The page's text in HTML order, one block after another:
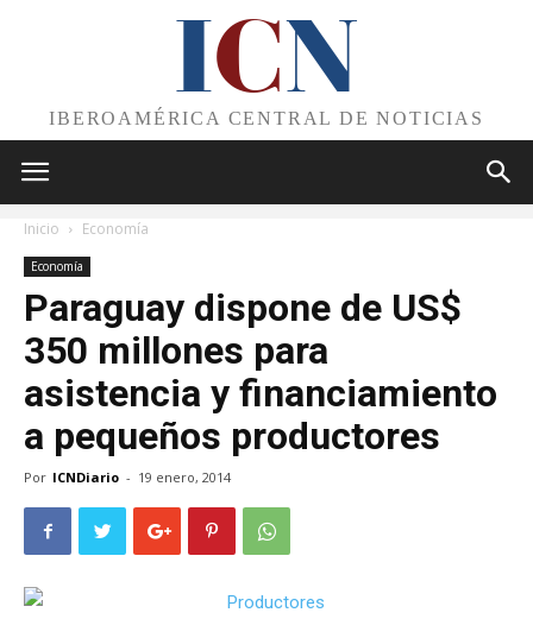
ICN
IBEROAMÉRICA CENTRAL DE NOTICIAS
Inicio Economía
Economía
Paraguay dispone de US$
350 millones para
asistencia y financiamiento
a pequeños productores
Por ICNDiario - 19 enero, 2014